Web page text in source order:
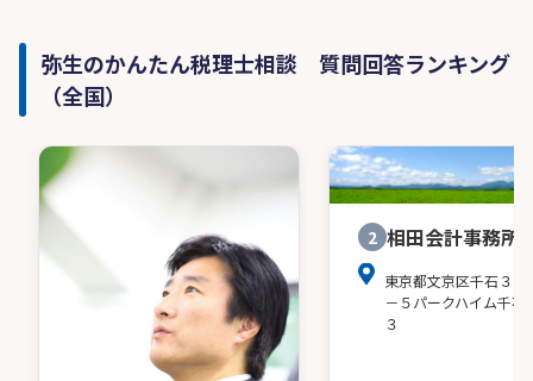
弥生のかんたん税理士相談 質問回答ランキング
（全国）
2 相田会計事務所
東京都文京区千石３－
－５パークハイム千石
３